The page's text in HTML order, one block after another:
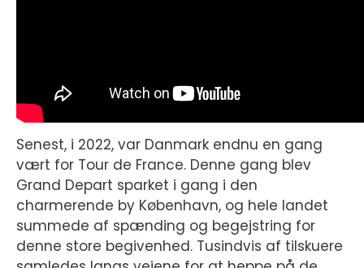
Senest, i 2022, var Danmark endnu en gang
vært for Tour de France. Denne gang blev
Grand Depart sparket i gang i den
charmerende by København, og hele landet
summede af spænding og begejstring for
denne store begivenhed. Tusindvis af tilskuere